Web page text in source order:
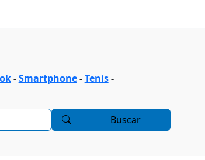
-Smartphone-Tenis-
Buscar